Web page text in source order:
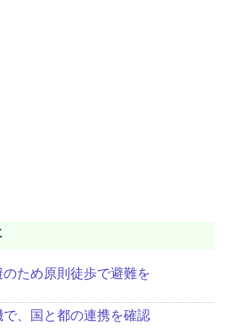
ため原則徒歩で避難を
、国と都の連携を確認